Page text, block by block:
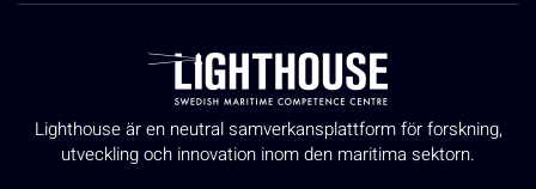
Lighthouse är en neutral samverkansplattform för forskning,
utveckling och innovation inom den maritima sektorn.